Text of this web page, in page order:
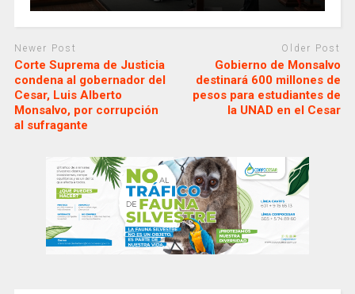
Newer Post
Corte Suprema de Justicia
condena al gobernador del
Cesar, Luis Alberto
Monsalvo, por corrupción
al sufragante
Older Post
Gobierno de Monsalvo
destinará 600 millones de
pesos para estudiantes de
la UNAD en el Cesar